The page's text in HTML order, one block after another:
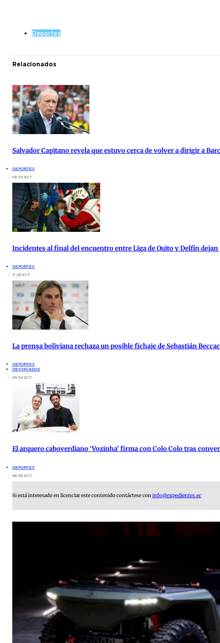
Deportes
Relacionados
Salvador Capitano revela que estuvo cerca de volver a dirigir a
DEPORTES
09:34 ECT
Incidentes al final del encuentro entre Liga de Quito y Delfín
DEPORTES
11:28 ECT
La prensa boliviana rechaza un posible fichaje de Sebastián
DEPORTES
DESTACADOS
09:34 ECT
El arquero caboverdiano ‘Vozinha’ firma con Colo Colo tras
DEPORTES
06:52 ECT
Si está interesado en licenciar este contenido contáctese coninfo@expedientes.ec